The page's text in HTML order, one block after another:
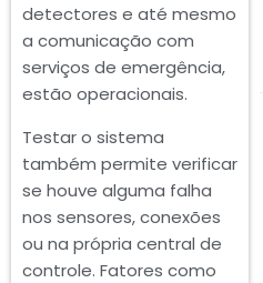
detectores e até mesmo
a comunicação com
serviços de emergência,
estão operacionais.
Testar o sistema
também permite verificar
se houve alguma falha
nos sensores, conexões
ou na própria central de
controle. Fatores como